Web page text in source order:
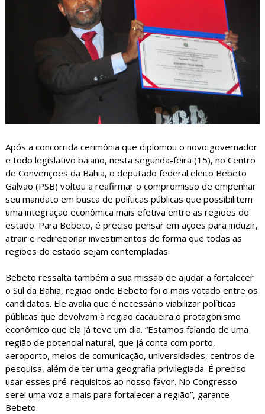
Após a concorrida cerimônia que diplomou o novo governador
e todo legislativo baiano, nesta segunda-feira (15), no Centro
de Convenções da Bahia, o deputado federal eleito Bebeto
Galvão (PSB) voltou a reafirmar o compromisso de empenhar
seu mandato em busca de políticas públicas que possibilitem
uma integração econômica mais efetiva entre as regiões do
estado. Para Bebeto, é preciso pensar em ações para induzir,
atrair e redirecionar investimentos de forma que todas as
regiões do estado sejam contempladas.
Bebeto ressalta também a sua missão de ajudar a fortalecer
o Sul da Bahia, região onde Bebeto foi o mais votado entre os
candidatos. Ele avalia que é necessário viabilizar políticas
públicas que devolvam à região cacaueira o protagonismo
econômico que ela já teve um dia. “Estamos falando de uma
região de potencial natural, que já conta com porto,
aeroporto, meios de comunicação, universidades, centros de
pesquisa, além de ter uma geografia privilegiada. É preciso
usar esses pré-requisitos ao nosso favor. No Congresso
serei uma voz a mais para fortalecer a região”, garante
Bebeto.